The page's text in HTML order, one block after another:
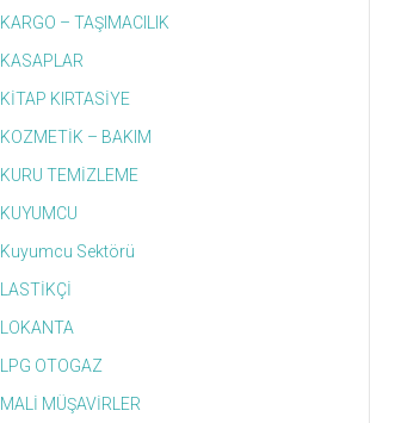
KARGO – TAŞIMACILIK
KASAPLAR
KİTAP KIRTASİYE
KOZMETİK – BAKIM
KURU TEMİZLEME
KUYUMCU
Kuyumcu Sektörü
LASTİKÇİ
LOKANTA
LPG OTOGAZ
MALİ MÜŞAVİRLER